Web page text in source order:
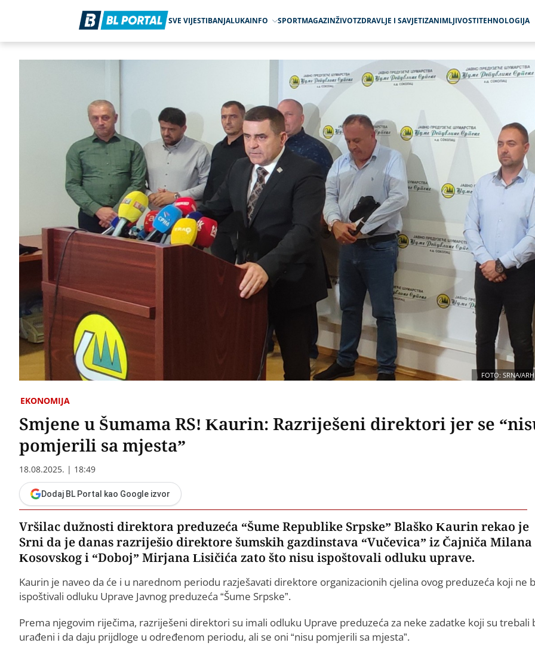
SVE VIJESTIBANJALUKAINFO SPORTMAGAZINŽIVOTZDRAVLJE I SAVJETIZANIMLJIVOSTITEHNOLOGIJA
FOTO: SRNA/
EKONOMIJA
Smjene u Šumama RS! Kaurin: Razriješeni direktori jer se
pomjerili sa mjesta”
18.08.2025. | 18:49
Dodaj BL Portal kao Google izvor
Vršilac dužnosti direktora preduzeća “Šume Republike Srpske” Blaško Kaurin rekao je
Srni da je danas razriješio direktore šumskih gazdinstava “Vučevica” iz Čajniča Milana
Kosovskog i “Doboj” Mirjana Lisičića zato što nisu ispoštovali odluku uprave.
Kaurin je naveo da će i u narednom periodu razješavati direktore organizacionih cjelina ovog preduzeća koji ne
ispoštivali odluku Uprave Javnog preduzeća “Šume Srpske”.
Prema njegovim riječima, razriješeni direktori su imali odluku Uprave preduzeća za neke zadatke koji su trebali
urađeni i da daju prijdloge u određenom periodu, ali se oni “nisu pomjerili sa mjesta”.